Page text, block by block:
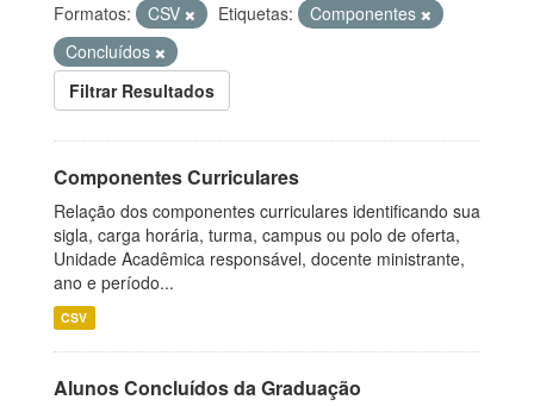
Formatos:
CSV Etiquetas:
Componentes
Concluídos
Filtrar Resultados
Componentes Curriculares
Relação dos componentes curriculares identificando sua
sigla, carga horária, turma, campus ou polo de oferta,
Unidade Acadêmica responsável, docente ministrante,
ano e período...
CSV
Alunos Concluídos da Graduação